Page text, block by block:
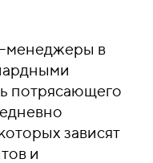
менеджеры в
потрясающего
зависят
и